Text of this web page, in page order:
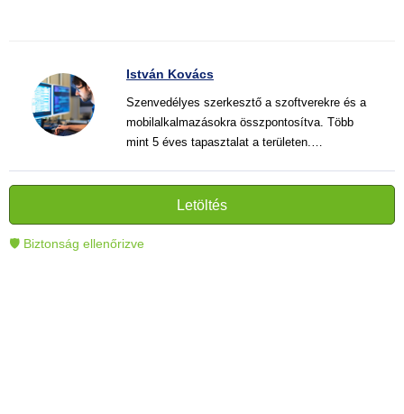
István Kovács
Szenvedélyes szerkesztő a szoftverekre és a
mobilalkalmazásokra összpontosítva. Több
mint 5 éves tapasztalat a területen.
és informatív szövegek alkotója, amelyek
segítik az olvasókat a modern technológia jobb
megértésében és használatában.
Letöltés
🛡 Biztonság ellenőrizve